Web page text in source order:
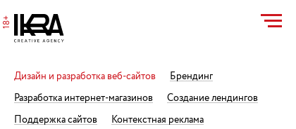
18+
Агентство
Дизайн и разработка веб-сайтов
Брендинг
Разработка интернет-магазинов
Создание лендингов
Поддержка сайтов
Контекстная реклама